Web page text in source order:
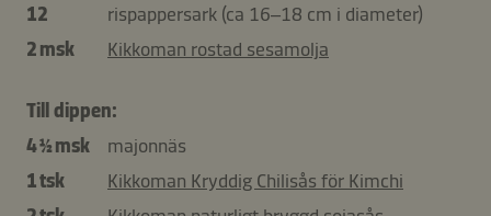
12
rispappersark (ca 16–18 cm i diameter)
2 msk
Kikkoman rostad sesamolja
Till dippen:
4 ½ msk
majonnäs
1 tsk
Kikkoman Kryddig Chilisås för Kimchi